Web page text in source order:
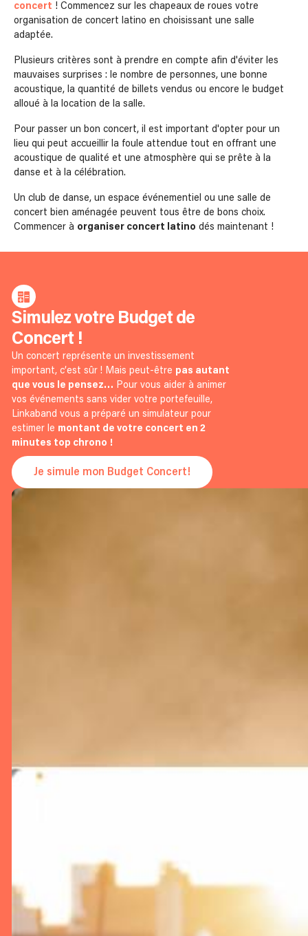
concert ! Commencez sur les chapeaux de roues votre
organisation de concert latino en choisissant une salle
adaptée.
Plusieurs critères sont à prendre en compte afin d'éviter les
mauvaises surprises : le nombre de personnes, une bonne
acoustique, la quantité de billets vendus ou encore le budget
alloué à la location de la salle.
Pour passer un bon concert, il est important d'opter pour un
lieu qui peut accueillir la foule attendue tout en offrant une
acoustique de qualité et une atmosphère qui se prête à la
danse et à la célébration.
Un club de danse, un espace événementiel ou une salle de
concert bien aménagée peuvent tous être de bons choix.
Commencer à organiser concert latino dés maintenant !
Simulez votre Budget de
Concert !
Un concert représente un investissement
important, c’est sûr ! Mais peut-être pas autant
que vous le pensez… Pour vous aider à animer
vos événements sans vider votre portefeuille,
Linkaband vous a préparé un simulateur pour
estimer le montant de votre concert en 2
minutes top chrono !
Je simule mon Budget Concert!